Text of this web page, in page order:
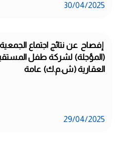
30/04/2025
العقارية (ش.م.ك) عامة
29/04/2025